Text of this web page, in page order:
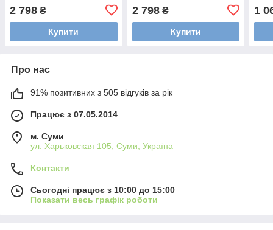
2 798 ₴
Купити
2 798₴
Купити
1
Про нас
91% позитивних з 505 відгуків за рік
Працює з 07.05.2014
м. Суми
ул. Харьковская 105, Суми, Україна
Контакти
Сьогодні працює з 10:00 до 15:00
Показати весь графік роботи